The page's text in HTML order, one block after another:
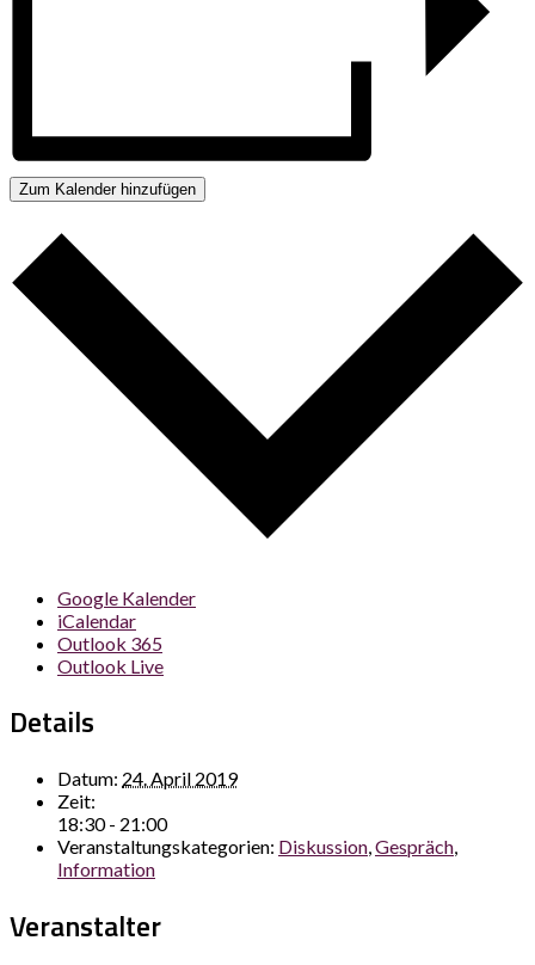
Zum Kalender hinzufügen
Google Kalender
iCalendar
Outlook 365
Outlook Live
Details
Datum: 24. April 2019
Zeit:
18:30 - 21:00
Veranstaltungskategorien: Diskussion,Gespräch,
Information
Veranstalter